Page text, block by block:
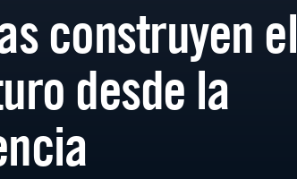
construyen el
desde la